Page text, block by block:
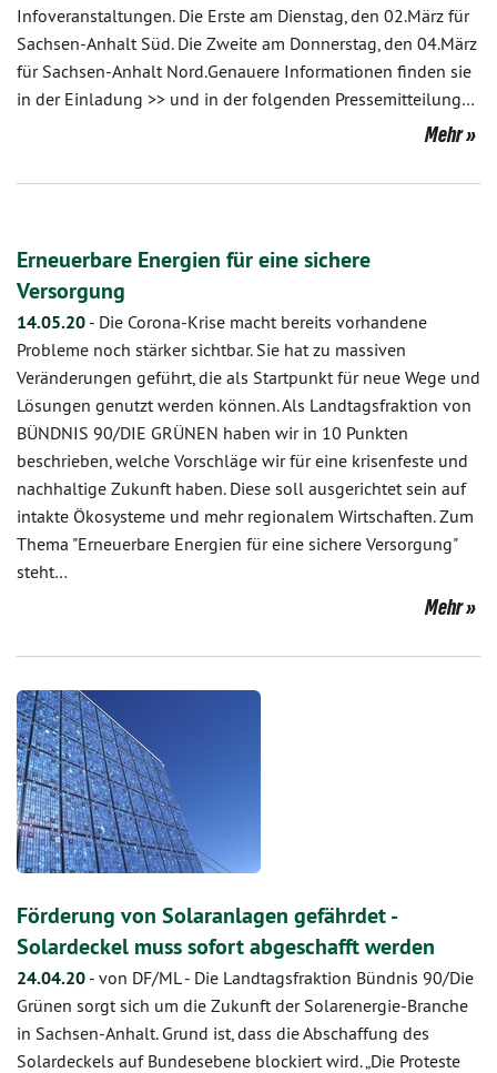
Infoveranstaltungen. Die Erste am Dienstag, den 02.März für
Sachsen-Anhalt Süd. Die Zweite am Donnerstag, den 04.März
für Sachsen-Anhalt Nord.Genauere Informationen finden sie
in der Einladung >> und in der folgenden Pressemitteilung…
Mehr
Erneuerbare Energien für eine sichere
Versorgung
14.05.20 - Die Corona-Krise macht bereits vorhandene
Probleme noch stärker sichtbar. Sie hat zu massiven
Veränderungen geführt, die als Startpunkt für neue Wege und
Lösungen genutzt werden können. Als Landtagsfraktion von
BÜNDNIS 90/DIE GRÜNEN haben wir in 10 Punkten
beschrieben, welche Vorschläge wir für eine krisenfeste und
nachhaltige Zukunft haben. Diese soll ausgerichtet sein auf
intakte Ökosysteme und mehr regionalem Wirtschaften. Zum
Thema "Erneuerbare Energien für eine sichere Versorgung"
steht…
Mehr
Förderung von Solaranlagen gefährdet -
Solardeckel muss sofort abgeschafft werden
24.04.20 - von DF/ML- Die Landtagsfraktion Bündnis 90/Die
Grünen sorgt sich um die Zukunft der Solarenergie-Branche
in Sachsen-Anhalt. Grund ist, dass die Abschaffung des
Solardeckels auf Bundesebene blockiert wird. „Die Proteste